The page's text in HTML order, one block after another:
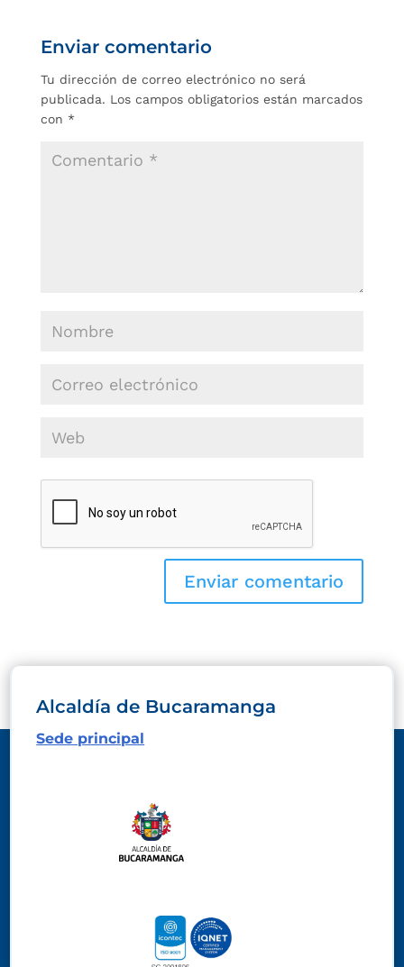
Enviar comentario
Tu dirección de correo electrónico no será
publicada. Los campos obligatorios están marcados
con *
Alcaldía de Bucaramanga
Sede principal